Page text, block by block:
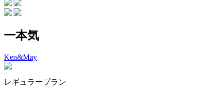
一本気
Ken&May
レギュラープラン